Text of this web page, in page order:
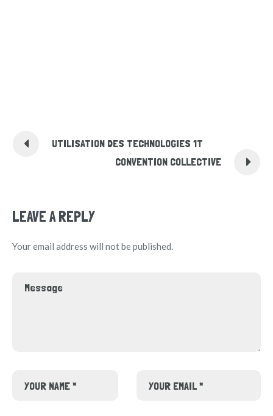
UTILISATION DES TECHNOLOGIES 1T
CONVENTION COLLECTIVE
LEAVE A REPLY
Your email address will not be published.